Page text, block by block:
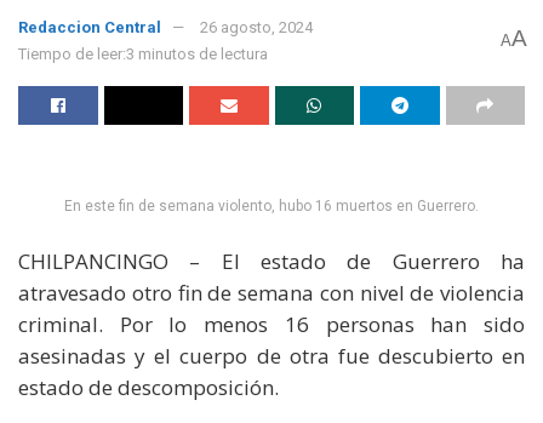
Redaccion Central
26 agosto, 2024
Tiempo de leer:3 minutos de lectura
AA
En este fin de semana violento, hubo 16 muertos en Guerrero.
CHILPANCINGO – El estado de Guerrero ha
atravesado otro fin de semana con nivel de violencia
criminal. Por lo menos 16 personas han sido
asesinadas y el cuerpo de otra fue descubierto en
estado de descomposición.